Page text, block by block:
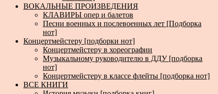
ВОКАЛЬНЫЕ ПРОИЗВЕДЕНИЯ
КЛАВИРЫ опер и балетов
Песни военных и послевоенных лет [Подборка
нот]
Концертмейстеру [подборки нот]
Концертмейстеру в хореографии
Музыкальному руководителю в ДДУ [подборка
нот]
Концертмейстеру в классе флейты [подборка нот]
ВСЕ КНИГИ